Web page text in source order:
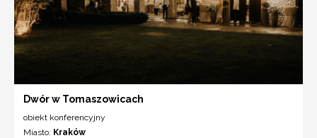
Dwór w Tomaszowicach
obiekt konferencyjny
Miasto: Kraków